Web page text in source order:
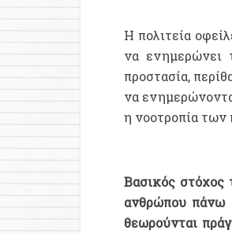
Η πολιτεία
να ενημερώνει
προστασία,
να
η νοοτροπία των
Βασικός στόχος
ανθρώπου πάνω
θεωρούνται